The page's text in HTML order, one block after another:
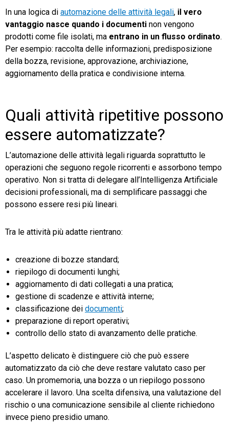
In una logica di automazione delle attività legali, il vero
vantaggio nasce quando i documenti non vengono
prodotti come file isolati, ma entrano in un flusso ordinato.
Per esempio: raccolta delle informazioni, predisposizione
della bozza, revisione, approvazione, archiviazione,
aggiornamento della pratica e condivisione interna.
Quali attività ripetitive possono
essere automatizzate?
L’automazione delle attività legali riguarda soprattutto le
operazioni che seguono regole ricorrenti e assorbono tempo
operativo. Non si tratta di delegare all’Intelligenza Artificiale
decisioni professionali, ma di semplificare passaggi che
possono essere resi più lineari.
Tra le attività più adatte rientrano:
creazione di bozze standard;
riepilogo di documenti lunghi;
aggiornamento di dati collegati a una pratica;
gestione di scadenze e attività interne;
classificazione dei documenti;
preparazione di report operativi;
controllo dello stato di avanzamento delle pratiche.
L’aspetto delicato è distinguere ciò che può essere
automatizzato da ciò che deve restare valutato caso per
caso. Un promemoria, una bozza o un riepilogo possono
accelerare il lavoro. Una scelta difensiva, una valutazione del
rischio o una comunicazione sensibile al cliente richiedono
invece pieno presidio umano.